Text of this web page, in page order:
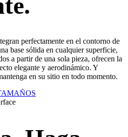
perfectamente en el contorno de
base sólida en cualquier superficie,
a partir de una sola pieza, ofrecen la
elegante y aerodinámico. Y
en su sitio en todo momento.